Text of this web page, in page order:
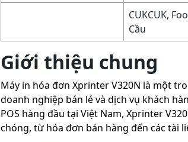
CUKCUK,
Cầu
Giới thiệu chung
Máy in hóa đơn Xprinter V320N là một
doanh nghiệp bán lẻ và dịch vụ khách
POS hàng đầu tại Việt Nam, Xprinter
chóng, từ hóa đơn bán hàng đến các tài